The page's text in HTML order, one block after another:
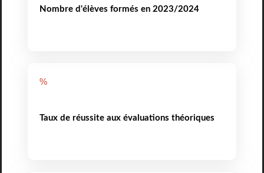
Nombre d'élèves formés en 2023/2024
%
Taux de réussite aux évaluations théoriques